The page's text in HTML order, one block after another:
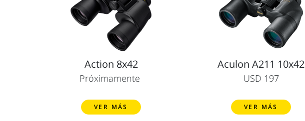
Action 8x42
Próximamente
VER MÁS
Aculon A211 10x42
USD 197
VER MÁS